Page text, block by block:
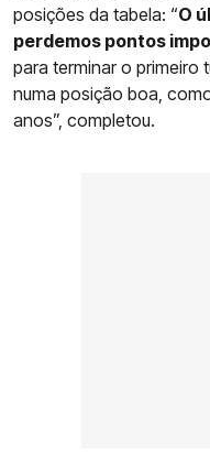
posições da tabela: “O
perdemos pontos
para terminar o primeiro
numa posição boa,
anos”, completou.